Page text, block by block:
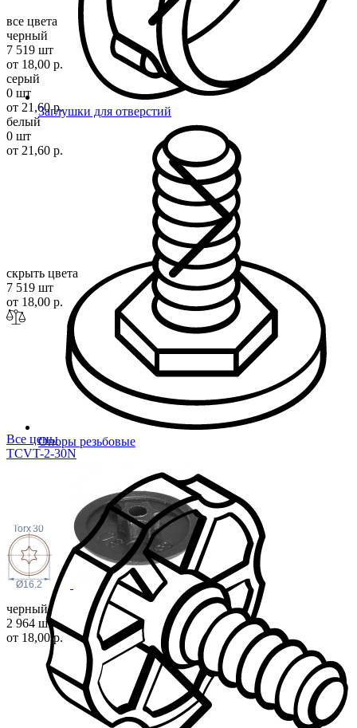
Заглушки для отверстий
Опоры резьбовые
все цвета
черный
7 519 шт
от 18,00 р.
серый
0 шт
от 21,60 р.
белый
0 шт
от 21,60 р.
скрыть цвета
7 519 шт
от 18,00 р.
Все цены
TCVT-2-30N
Ø16.2
Torx30
черный
2 964 шт
от 18,00 р.